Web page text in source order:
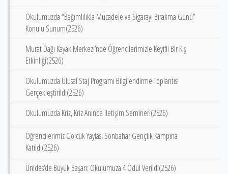
Okulumuzda “Bağımlılıkla Mücadele ve Sigarayı Bırakma Günü”
Konulu Sunum(2526)
Murat Dağı Kayak Merkezi’nde Öğrencilerimizle Keyifli Bir Kış
Etkinliği(2526)
Okulumuzda Ulusal Staj Programı Bilgilendirme Toplantısı
Gerçekleştirildi(2526)
Okulumuzda Kriz, Kriz Anında İletişim Semineri(2526)
Öğrencilerimiz Gölcük Yaylası Sonbahar Gençlik Kampına
Katıldı(2526)
Ünides‘de Büyük Başarı: Okulumuza 4 Ödül Verildi(2526)